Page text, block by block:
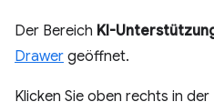
Der Bereich KI-
Drawer geöffnet.
Klicken Sie oben rechts in